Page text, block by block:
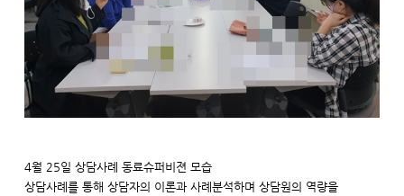
4월 25일 상담사례 동료슈퍼비젼 모습
상담사례를 통해 상담자의 이론과 사례분석하며 상담원의 역량을